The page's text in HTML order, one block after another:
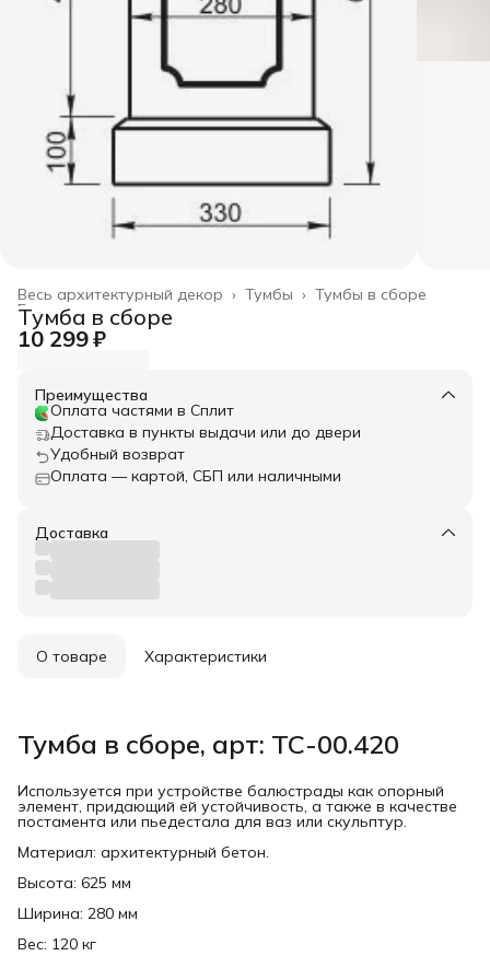
Тумбы в сборе
Тумбы ›
Весь архитектурный декор ›
Главная
Тумба в сборе
10 299 ₽
Преимущества
Оплата частями в Сплит
Доставка в пункты выдачи или до двери
Удобный возврат
Оплата — картой, СБП или наличными
Доставка
О товаре Характеристики
Тумба в сборе, арт: ТС-00.420
Используется при устройстве балюстрады как опорный
элемент, придающий ей устойчивость, а также в качестве
постамента или пьедестала для ваз или скульптур.
Материал: архитектурный бетон.
Высота: 625 мм
Ширина: 280 мм
Вес: 120 кг